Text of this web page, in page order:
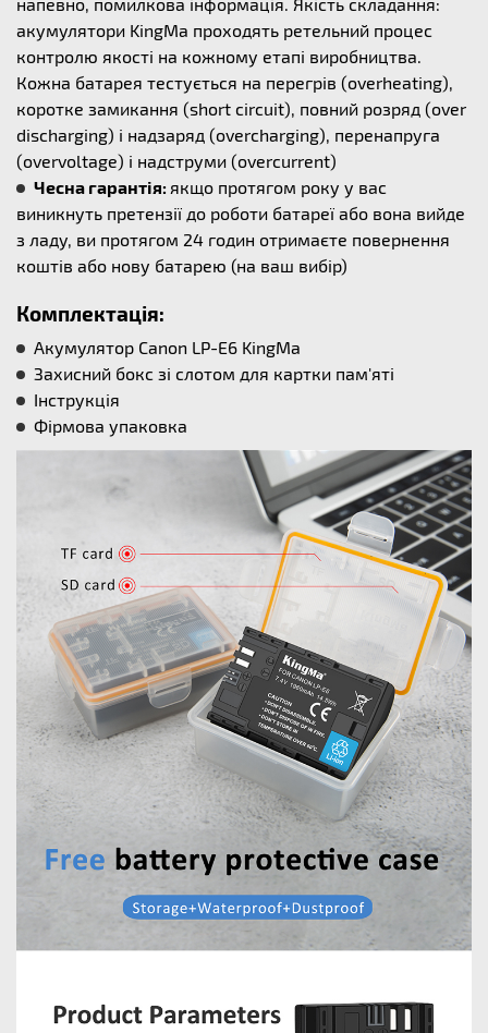
акумулятори KingMa проходять ретельний процес
контролю якості на кожному етапі виробництва.
Кожна батарея тестується на перегрів (overheating),
коротке замикання (short circuit), повний розряд (over
discharging) і надзаряд (overcharging), перенапруга
(overvoltage) і надструми (overcurrent)
Чесна гарантія: якщо протягом року у вас
виникнуть претензії до роботи батареї або вона вийде
з ладу, ви протягом 24 годин отримаєте повернення
коштів або нову батарею (на ваш вибір)
Комплектація:
Акумулятор Canon LP-E6 KingMa
Захисний бокс зі слотом для картки пам'яті
Інструкція
Фірмова упаковка